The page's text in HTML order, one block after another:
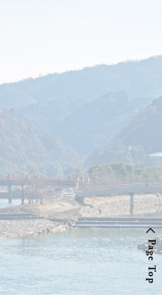
Page Top
る